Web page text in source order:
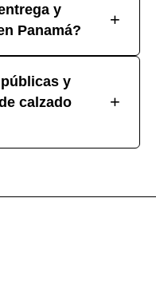
y
Panamá?
+
y
calzado
+